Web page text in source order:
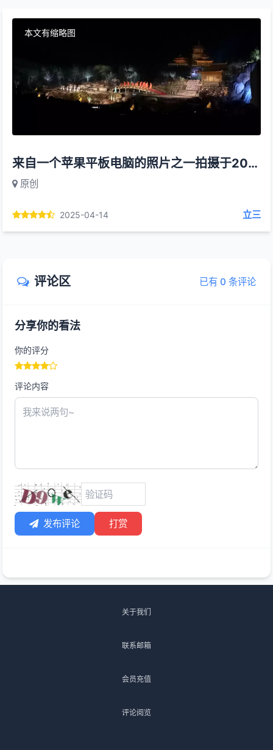
本文有缩略图
来自一个苹果平板电脑的照片之一拍摄于2018年
原创
2025-04-14 立三
评论区 已有 0 条评论
分享你的看法
你的评分
评论内容
发布评论 打赏
关于我们
联系邮箱
会员充值
评论阅览